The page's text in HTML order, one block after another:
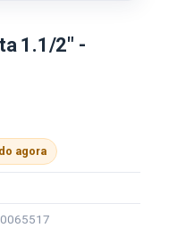
1.1/2" -
agora